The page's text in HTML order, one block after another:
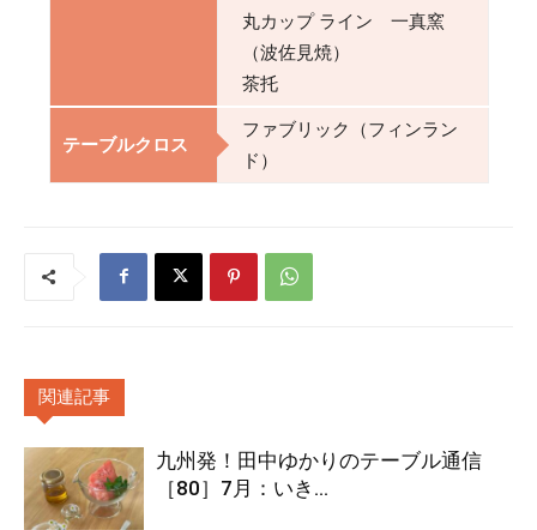
丸カップ ライン 一真窯
（波佐見焼）
茶托
テーブルクロス
ファブリック（フィンラン
ド）
関連記事
九州発！田中ゆかりのテーブル通信
［80］7月：いき...